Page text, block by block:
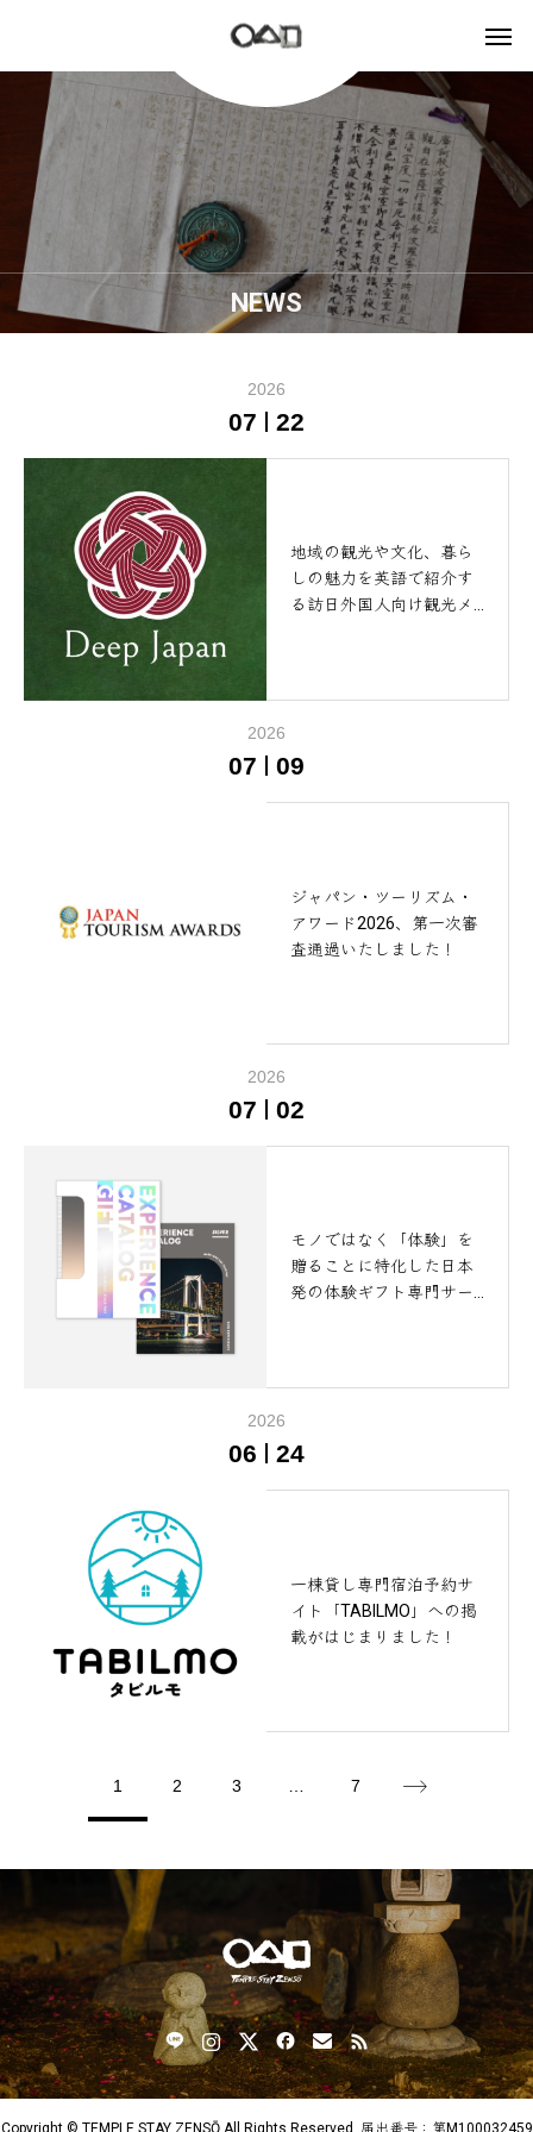
NEWS
2026
07 22
地域の観光や文化、暮ら
しの魅力を英語で紹介す
る訪日外国人向け観光メ
2026
07 09
ジャパン・ツーリズム・
アワード2026、第一次審
査通過いたしました！
2026
07 02
モノではなく「体験」を
贈ることに特化した日本
発の体験ギフト専門サー
2026
06 24
一棟貸し専門宿泊予約サ
イト「TABILMO」への掲
載がはじまりました！
1 2 3 7
Copyright © TEMPLE STAY ZENSŌ All Rights Reserved. 届出番号：第M100032459